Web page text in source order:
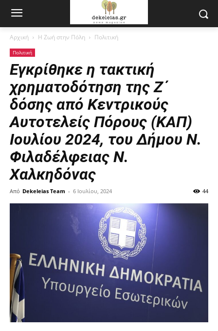
Αρχική Η Ζωή στην Πόλη Πολιτική
Πολιτική
Εγκρίθηκε η τακτική
χρηματοδότηση της Ζ΄
δόσης από Κεντρικούς
Αυτοτελείς Πόρους (ΚΑΠ)
Ιουλίου 2024, του Δήμου Ν.
Φιλαδέλφειας Ν.
Χαλκηδόνας
Από Dekeleias Team - 6 Ιουλίου, 2024 44